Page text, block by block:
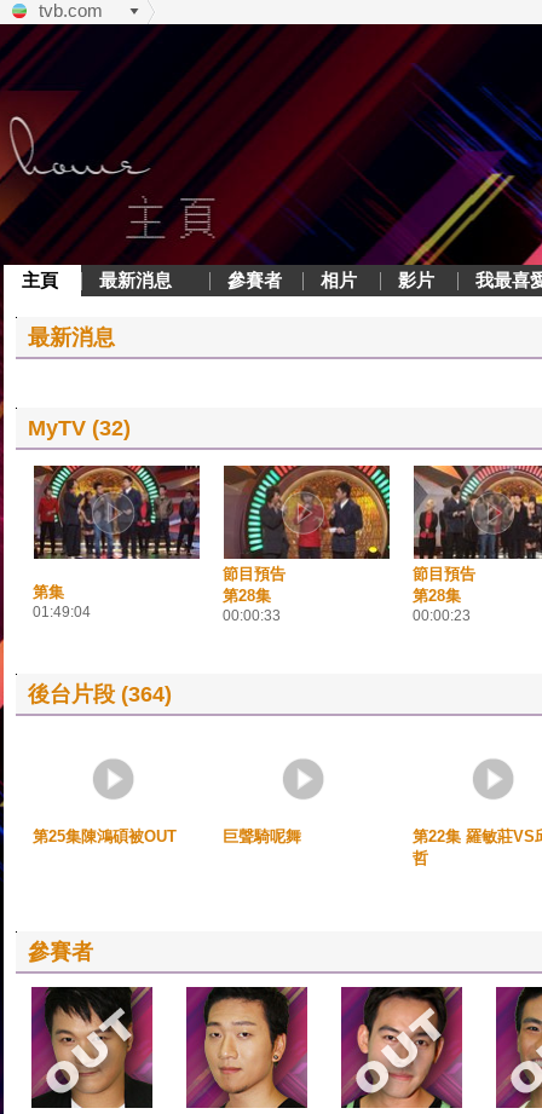
tvb.com
主頁 最新消息 參賽者 相片 影片 我最喜
最新消息
MyTV (32)
第集
01:49:04
節目預告
第28集
00:00:33
節目預告
第28集
00:00:23
後台片段 (364)
第25集陳鴻碩被OUT 巨聲騎呢舞
第22集 羅敏莊VS
哲
參賽者